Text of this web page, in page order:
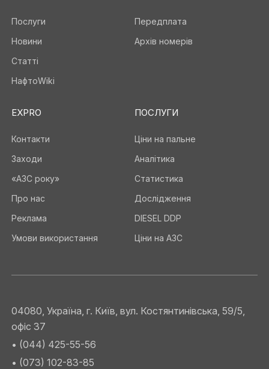
Послуги
Новини
Статті
НафтоWiki
Передплата
Архів номерів
EXPRO
Контакти
Заходи
«АЗС року»
Про нас
Реклама
Умови використання
ПОСЛУГИ
Ціни на пальне
Аналітика
Статистика
Дослідження
DIESEL DDP
Ціни на АЗС
04080, Україна, г. Київ, вул. Костянтинівська, 59/5,
офіс 37
• (044) 425-55-56
• (073) 102-83-85